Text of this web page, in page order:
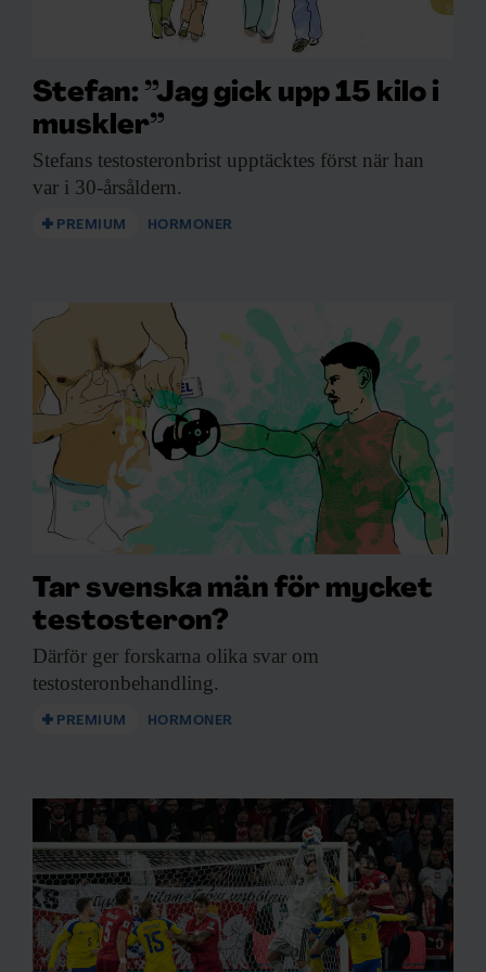
Stefan: ”Jag gick upp 15 kilo i
muskler”
Stefans testosteronbrist upptäcktes först när han
var i 30-årsåldern.
PREMIUM HORMONER
Tar svenska män för mycket
testosteron?
Därför ger forskarna olika svar om
testosteronbehandling.
PREMIUM HORMONER